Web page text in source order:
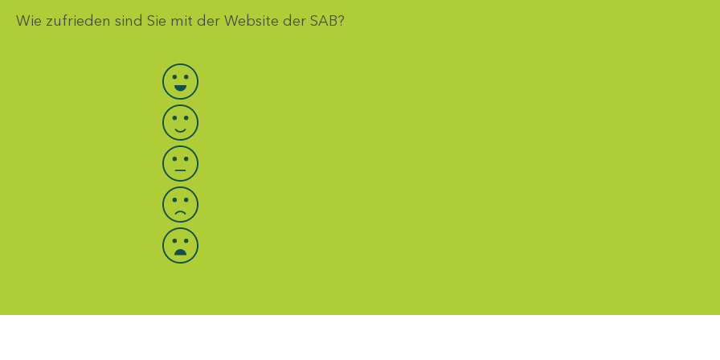
Wie zufrieden sind Sie mit der Website der SAB?
Bewertung auswählen